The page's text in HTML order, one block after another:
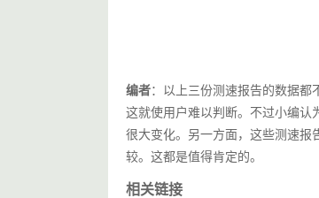
编者：以上三份测速报告的数据都
这就使用户难以判断。不过小编认
很大变化。另一方面，这些测速报
较。这都是值得肯定的。
相关链接